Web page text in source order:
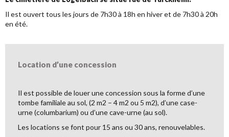
Il est ouvert tous les jours de 7h30 à 18h en hiver et de 7h30 à 20h
en été.
Location d’une concession
Il est possible de louer une concession sous la forme d’une
tombe familiale au sol, (2 m2 – 4 m2 ou 5 m2), d’une case-
urne (columbarium) ou d’une cave-urne (au sol).
Les locations se font pour 15 ans ou 30 ans, renouvelables.